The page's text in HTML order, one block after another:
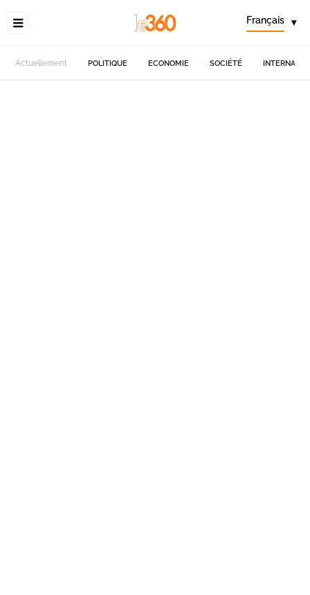
Français ▾
Actuellement POLITIQUE ECONOMIE SOCIÉTÉ